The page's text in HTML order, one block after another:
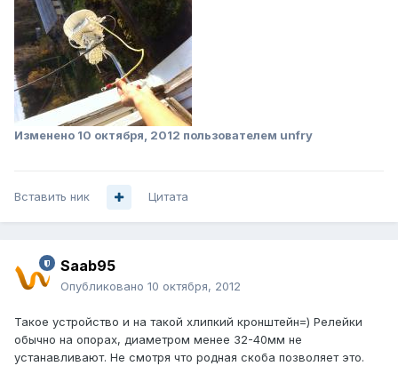
Изменено 10 октября, 2012 пользователем unfry
Вставить ник Цитата
Saab95
Опубликовано 10 октября, 2012
Такое устройство и на такой хлипкий кронштейн=) Релейки
обычно на опорах, диаметром менее 32-40мм не
устанавливают. Не смотря что родная скоба позволяет это.